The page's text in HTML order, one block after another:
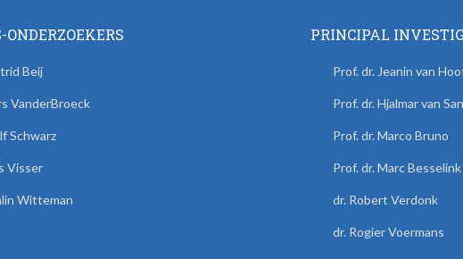
ONDERZOEKERS
Beij
VanderBroeck
Schwarz
Visser
Witteman
PRINCIPAL
Prof. dr. Jeanin van
Prof. dr. Hjalmar van
Prof. dr. Marco Bruno
Prof. dr. Marc Besselink
dr. Robert Verdonk
dr. Rogier Voermans